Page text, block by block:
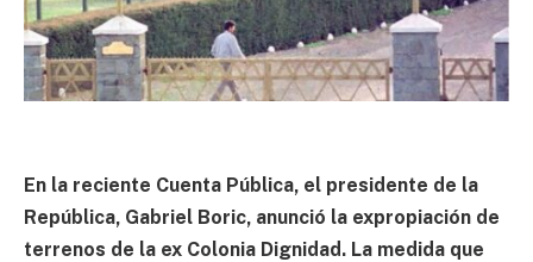
En la reciente Cuenta Pública, el presidente de la
República, Gabriel Boric, anunció la expropiación de
terrenos de la ex Colonia Dignidad. La medida que